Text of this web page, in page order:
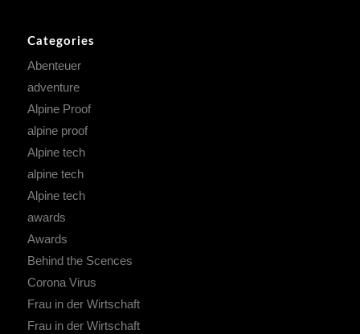
Categories
Abenteuer
adventure
Alpine Proof
alpine proof
Alpine tech
alpine tech
Alpine tech
awards
Awards
Behind the Scences
Corona Virus
Frau in der Wirtschaft
Frau in der Wirtschaft